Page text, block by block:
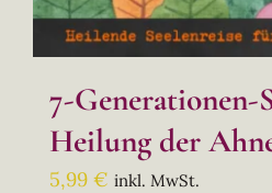
7-Generationen-
Heilung der
5,99 € inkl. MwSt.